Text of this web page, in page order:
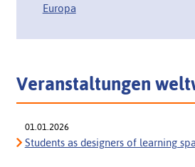
Europa
Veranstaltungen
01.01.2026
Students as designers of learning